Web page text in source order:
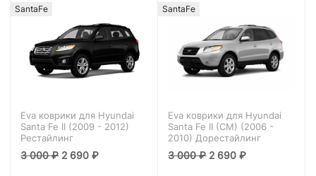
SantaFe
Eva коврики для Hyundai
Santa Fe II (2009 - 2012)
Рестайлинг
3 000₽ 2 690₽
SantaFe
Eva коврики для Hyundai
Santa Fe II (CM) (2006 -
2010) Дорестайлинг
3 000₽ 2 690₽